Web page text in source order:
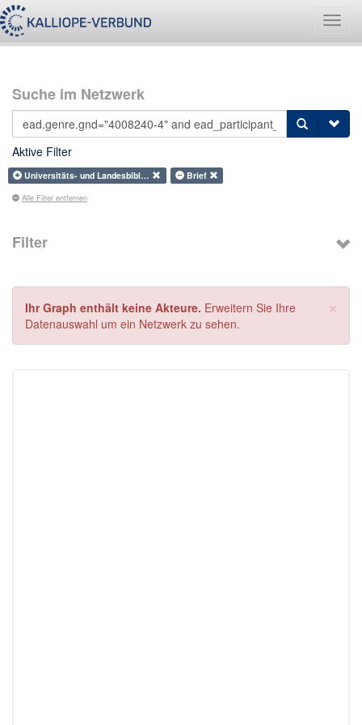
Suche im Netzwerk
Aktive Filter
Universitäts- und Landesbibl… Brief
Alle Filter entfernen
Filter
×
Ihr Graph enthält keine Akteure. Erweitern Sie Ihre
Datenauswahl um ein Netzwerk zu sehen.